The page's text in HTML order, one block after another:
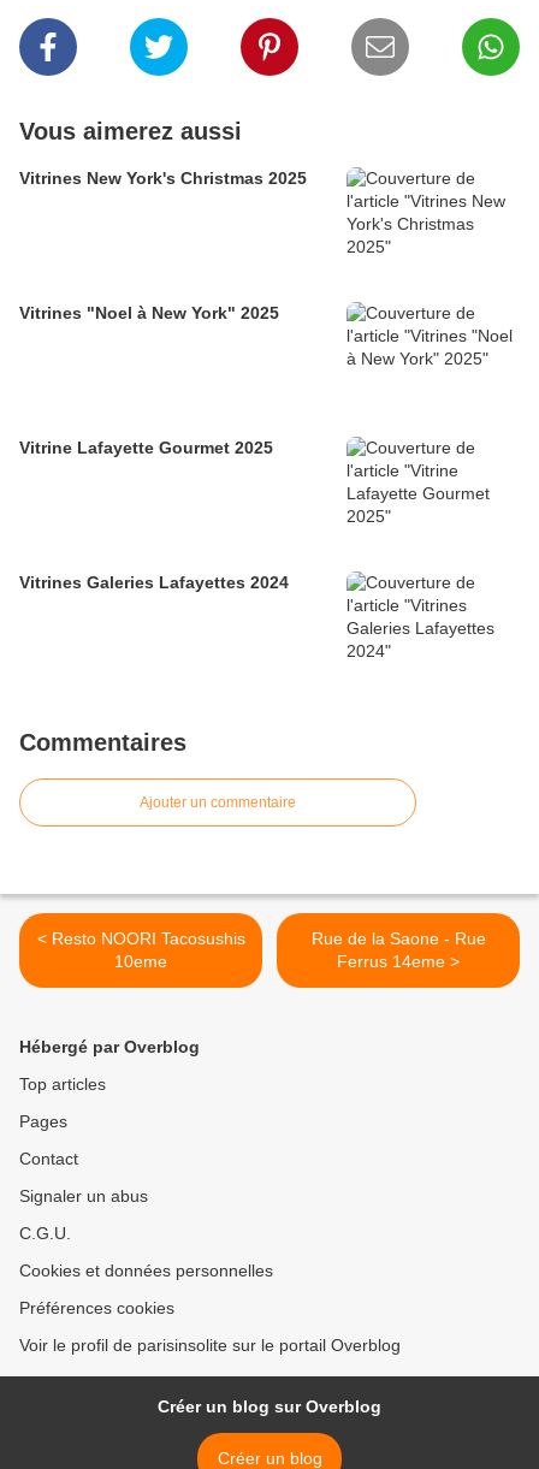
Vous aimerez aussi
Vitrines New York's Christmas 2025
Vitrines "Noel à New York" 2025
Vitrine Lafayette Gourmet 2025
Vitrines Galeries Lafayettes 2024
Commentaires
Ajouter un commentaire
< Resto NOORI Tacosushis
10eme
Rue de la Saone - Rue
Ferrus 14eme >
Hébergé par Overblog
Top articles
Pages
Contact
Signaler un abus
C.G.U.
Cookies et données personnelles
Préférences cookies
Voir le profil de parisinsolite sur le portail Overblog
Créer un blog sur Overblog
Créer un blog